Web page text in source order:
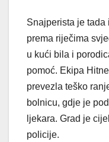
Snajperista je
prema riječima
u kući bila i
pomoć. Ekipa
prevezla teško
bolnicu, gdje je
ljekara. Grad je
policije.